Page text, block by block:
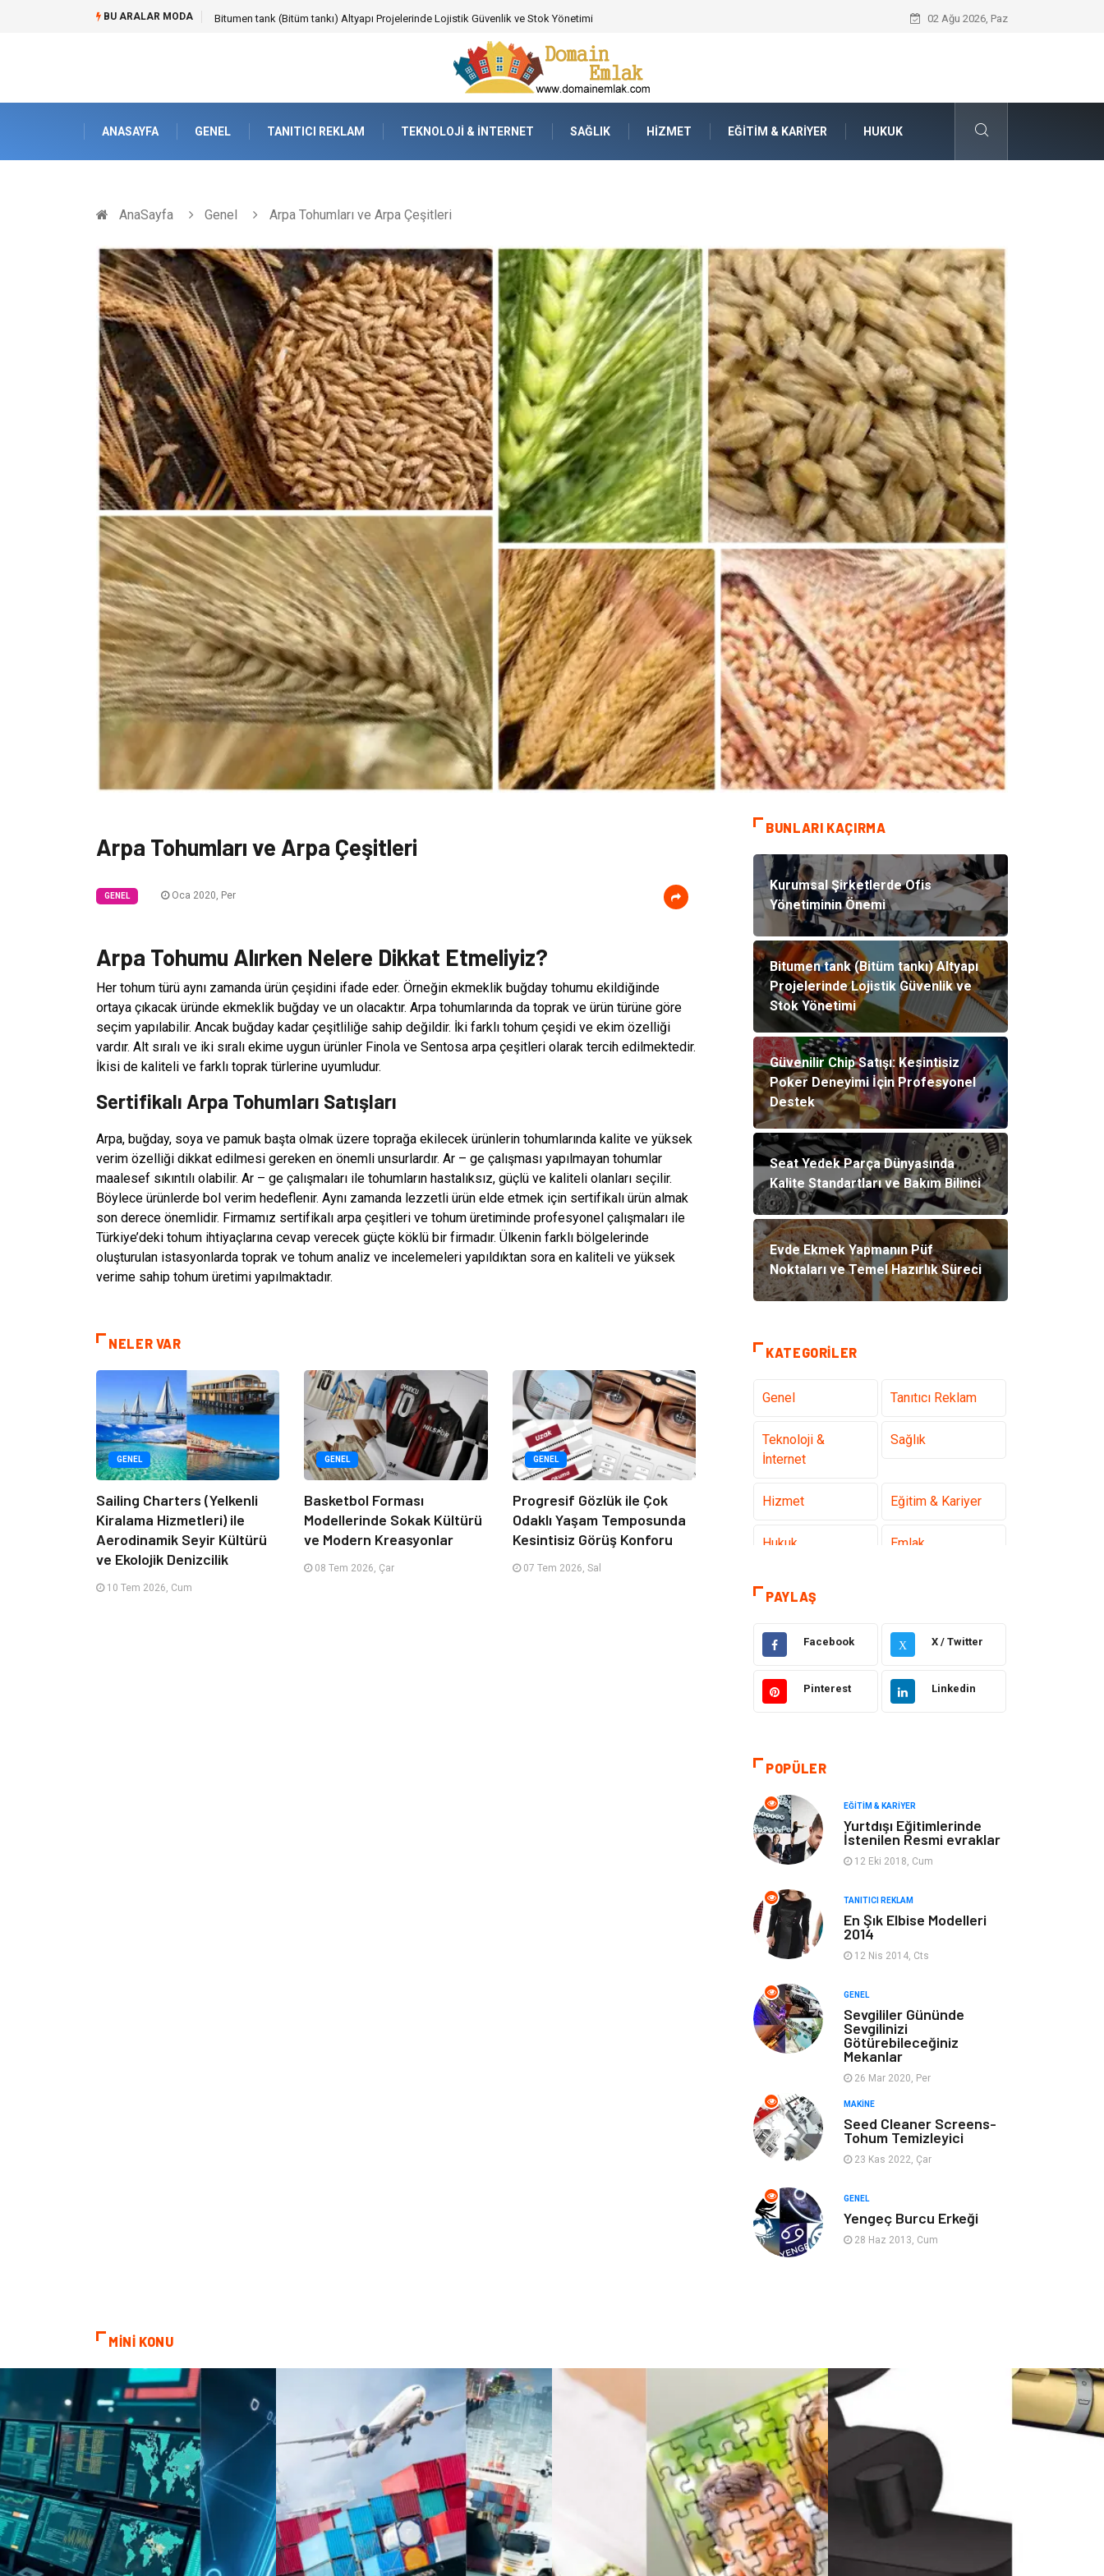
BU ARALAR MODA Güvenilir Chip Satışı: Kesintisiz Poker Deneyimi İçin Profesyonel Destek Seat Yedek Parça Dünyasında Kalite
02 Ağu 2026, Paz
ANASAYFA GENEL TANITICI REKLAM TEKNOLOJI & İNTERNET SAĞLIK HIZMET EĞITIM & KARIYER HUKUK
AnaSayfa Genel Arpa Tohumları ve Arpa Çeşitleri
Arpa Tohumları ve Arpa Çeşitleri
GENEL Oca 2020, Per
Arpa Tohumu Alırken Nelere Dikkat Etmeliyiz?
Her tohum türü aynı zamanda ürün çeşidini ifade eder. Örneğin ekmeklik buğday tohumu ekildiğinde
ortaya çıkacak üründe ekmeklik buğday ve un olacaktır. Arpa tohumlarında da toprak ve ürün türüne göre
seçim yapılabilir. Ancak buğday kadar çeşitliliğe sahip değildir. İki farklı tohum çeşidi ve ekim özelliği
vardır. Alt sıralı ve iki sıralı ekime uygun ürünler Finola ve Sentosa arpa çeşitleri olarak tercih edilmektedir.
İkisi de kaliteli ve farklı toprak türlerine uyumludur.
Sertifikalı Arpa Tohumları Satışları
Arpa, buğday, soya ve pamuk başta olmak üzere toprağa ekilecek ürünlerin tohumlarında kalite ve yüksek
verim özelliği dikkat edilmesi gereken en önemli unsurlardır. Ar – ge çalışması yapılmayan tohumlar
maalesef sıkıntılı olabilir. Ar – ge çalışmaları ile tohumların hastalıksız, güçlü ve kaliteli olanları seçilir.
Böylece ürünlerde bol verim hedeflenir. Aynı zamanda lezzetli ürün elde etmek için sertifikalı ürün almak
son derece önemlidir. Firmamız sertifikalı arpa çeşitleri ve tohum üretiminde profesyonel çalışmaları ile
Türkiye’deki tohum ihtiyaçlarına cevap verecek güçte köklü bir firmadır. Ülkenin farklı bölgelerinde
oluşturulan istasyonlarda toprak ve tohum analiz ve incelemeleri yapıldıktan sora en kaliteli ve yüksek
verime sahip tohum üretimi yapılmaktadır.
NELER VAR
GENEL
Sailing Charters (Yelkenli
Kiralama Hizmetleri) ile
Aerodinamik Seyir Kültürü
ve Ekolojik Denizcilik
10 Tem 2026, Cum
GENEL
Basketbol Forması
Modellerinde Sokak Kültürü
ve Modern Kreasyonlar
08 Tem 2026, Çar
GENEL
Progresif Gözlük ile Çok
Odaklı Yaşam Temposunda
Kesintisiz Görüş Konforu
07 Tem 2026, Sal
BUNLARI KAÇIRMA
Kurumsal Şirketlerde Ofis
Yönetiminin Önemi
Bitumen tank (Bitüm tankı) Altyapı
Projelerinde Lojistik Güvenlik ve
Stok Yönetimi
Güvenilir Chip Satışı: Kesintisiz
Poker Deneyimi İçin Profesyonel
Destek
Seat Yedek Parça Dünyasında
Kalite Standartları ve Bakım Bilinci
Evde Ekmek Yapmanın Püf
Noktaları ve Temel Hazırlık Süreci
KATEGORILER
Genel Tanıtıcı Reklam
Teknoloji &
İnternet
Sağlık
Hizmet Eğitim & Kariyer
Hukuk Emlak
Otomotiv
Giyim Keyif & Hobi
Ev Dekorasyon Organizasyon
Finans & Ekonomi Tatil
Anne & Çocuk
Ev İşleri
Gençlik & Eğlence Aksesuar
Spor
Evlilik Rehberi
Astroloji
Kaçırmayın
sağlıklı beslenme Spor Malzemeleri
Bebek Giyim
Yazı Tahtaları
PAYLAŞ
Facebook X X / Twitter
Pinterest Linkedin
POPÜLER
EĞITIM & KARIYER
Yurtdışı Eğitimlerinde
İstenilen Resmi evraklar
12 Eki 2018, Cum
TANITICI REKLAM
En Şık Elbise Modelleri
2014
12 Nis 2014, Cts
GENEL
Sevgililer Gününde
Sevgilinizi
Götürebileceğiniz
Mekanlar
26 Mar 2020, Per
MAKINE
Seed Cleaner Screens-
Tohum Temizleyici
23 Kas 2022, Çar
GENEL
Yengeç Burcu Erkeği
28 Haz 2013, Cum
MİNİ KONU